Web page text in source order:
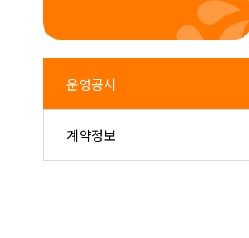
운영공시
계약정보